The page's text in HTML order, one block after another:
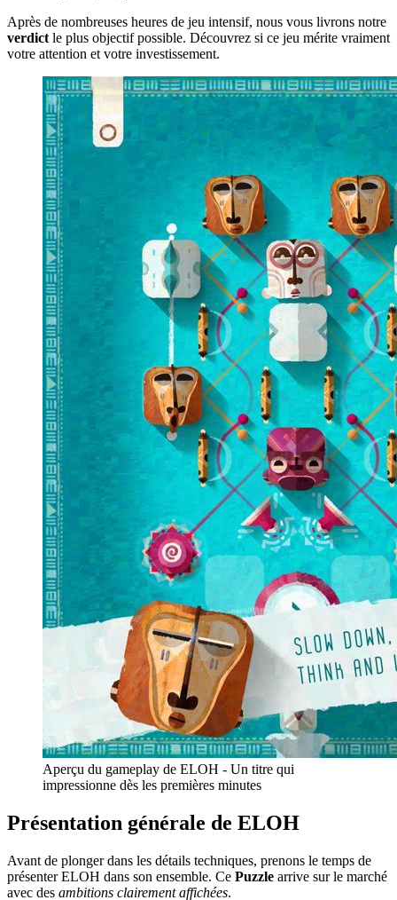
Après de nombreuses heures de jeu intensif, nous vous livrons notre
verdict le plus objectif possible. Découvrez si ce jeu mérite vraiment
votre attention et votre investissement.
Aperçu du gameplay de ELOH - Un titre qui
impressionne dès les premières minutes
Présentation générale de ELOH
Avant de plonger dans les détails techniques, prenons le temps de
présenter ELOH dans son ensemble. Ce Puzzle arrive sur le marché
avec des ambitions clairement affichées.